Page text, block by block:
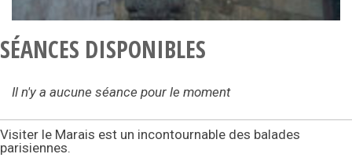
SÉANCES DISPONIBLES
Il n'y a aucune séance pour le moment
Visiter le Marais est un incontournable des balades
parisiennes.